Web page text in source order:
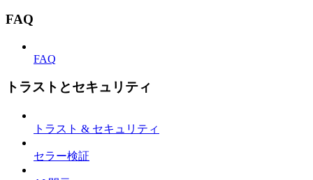
FAQ
FAQ
トラストとセキュリティ
トラスト & セキュリティ
セラー検証